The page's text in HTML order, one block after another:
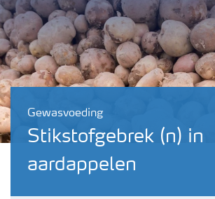
Gewasvoeding
Stikstofgebrek (n) in
aardappelen